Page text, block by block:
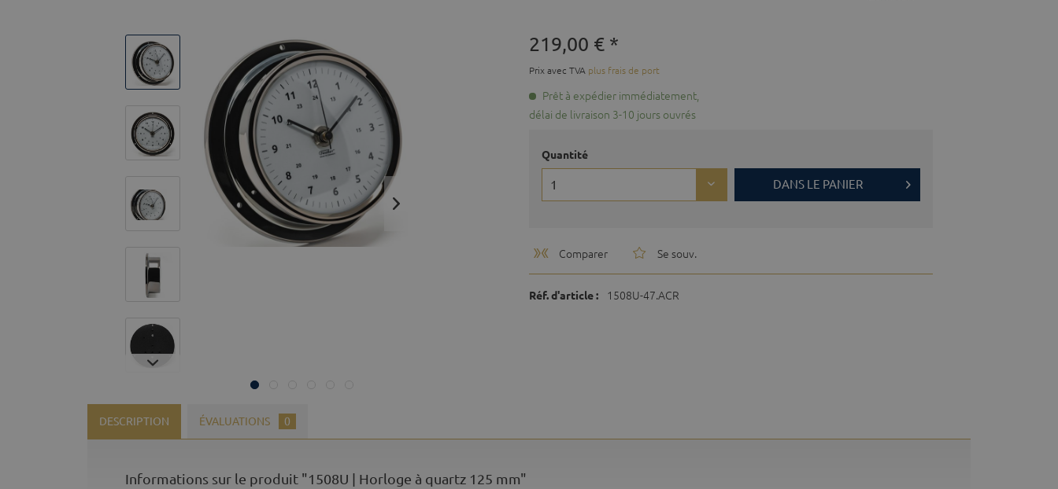
219,00 € *
Prix avec TVA plus frais de port
Prêt à expédier immédiatement,
délai de livraison 3-10 jours ouvrés
Quantité
DANS LE PANIER
Comparer Se souv.
Réf. d'article : 1508U-47.ACR
DESCRIPTION ÉVALUATIONS 0
Informations sur le produit "1508U | Horloge à quartz 125 mm"